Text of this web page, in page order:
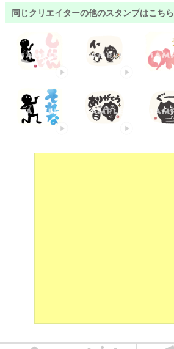
同じクリエイターの他のスタンプはこちら